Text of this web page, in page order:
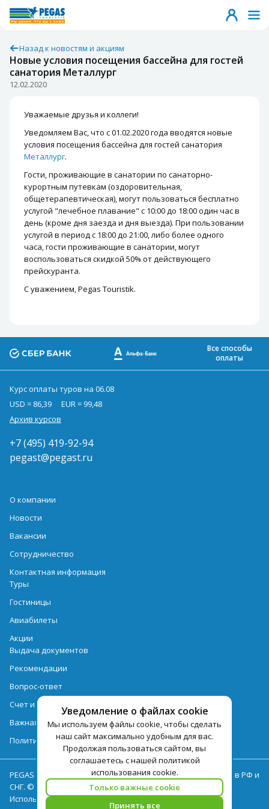
Назад к новостям и акциям
Новые условия посещения бассейна для гостей
санатория Металлург
12.02.2020
Уважаемые друзья и коллеги!
Уведомляем Вас, что с 01.02.2020 года вводятся новые
условия посещения бассейна для гостей санатория
Металлург.
Гости, проживающие в санатории по санаторно-
курортным путевкам (оздоровительная,
общетерапевтическая), могут пользоваться бесплатно
услугой "лечебное плавание" с 10:00 до 18:00 один час в
день (кроме дня заезда и дня выезда). При пользовании
услугой в период с 18:00 до 21:00, либо более одного
часа, гости проживающие в санатории, могут
воспользоваться скидкой 50% от действующего
прейскуранта.
С уважением, Pegas Touristik.
Уведомление о файлах cookie
Мы используем файлы cookie, чтобы сделать
наш сайт максимально удобным для вас.
Продолжая пользоваться сайтом, вы
соглашаетесь с нашей политикой
использования cookie.
Только важные cookie
Принять все
Все способы
оплаты
Курс оплаты туров на 06.08
USD = 86,39
EUR = 99,48
Архив курсов
+7 (495) 419-92-94
pegast@pegast.ru
О компании
Новости
Вакансии
Сотрудничество
Контактная информация
Туры
Гостиницы
Авиабилеты
Акции
Выдача документов
Рекомендации
Вопрос-ответ
Счет и оплата
Важная информация по турпродукту
Политика обработки персональных данных
PEGAS Touristik — ведущий оператор туристических услуг в РФ и
СНГ. © 2026
Использование текстов и фотографий с сайта pegast.ru